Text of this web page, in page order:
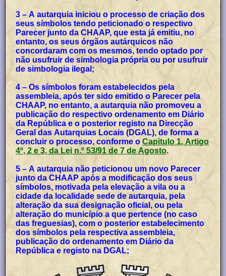
3 – A autarquia iniciou o processo de criação dos
seus símbolos tendo peticionado o respectivo
Parecer junto da CHAAP, que esta já emitiu, no
entanto, os seus órgãos autárquicos não
concordaram com os mesmos, tendo optado por
não usufruir de simbologia própria ou por usufruir
de simbologia ilegal;
4 – Os símbolos foram estabelecidos pela
assembleia, após ter sido emitido o Parecer pela
CHAAP, no entanto, a autarquia não promoveu a
publicação do respectivo ordenamento em Diário
da República e o posterior registo na Direcção
Geral das Autarquias Locais (DGAL), de forma a
concluir o processo, conforme oCapitulo 1, Artigo
4º, 2 e 3, da Lei n.º 53/91 de 7 de Agosto.
5 – A autarquia não peticionou um novo Parecer
junto da CHAAP após a modificação dos seus
símbolos, motivada pela elevação a vila ou a
cidade da localidade sede de autarquia, pela
alteração da sua designação oficial, ou pela
alteração do município a que pertence (no caso
das freguesias), com o posterior estabelecimento
dos símbolos pela respectiva assembleia,
publicação do ordenamento em Diário da
República e registo na DGAL;